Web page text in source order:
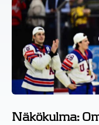
Näkökulma: